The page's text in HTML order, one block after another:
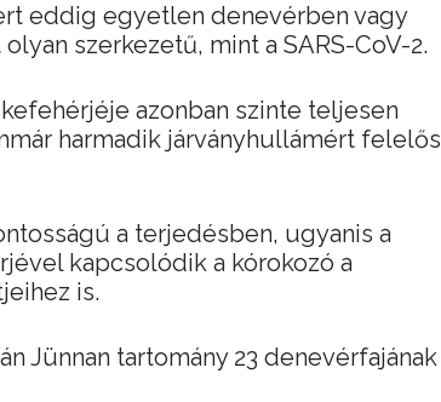
eddig egyetlen denevérben vagy
szerkezetű, mint a SARS-CoV-2.
azonban szinte teljesen
harmadik járványhullámért felelős
a terjedésben, ugyanis a
kapcsolódik a kórokozó a
is.
Jünnan tartomány 23 denevérfajának